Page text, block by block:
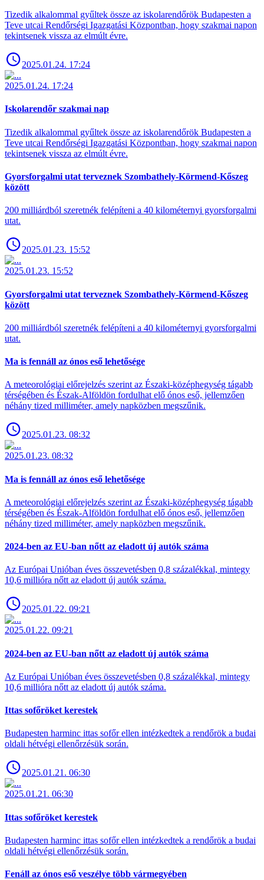
Tizedik alkalommal gyűltek össze az iskolarendőrök Budapesten a
Teve utcai Rendőrségi Igazgatási Központban, hogy szakmai napon
tekintsenek vissza az elmúlt évre.
2025.01.24. 17:24
2025.01.24. 17:24
Iskolarendőr szakmai nap
Tizedik alkalommal gyűltek össze az iskolarendőrök Budapesten a
Teve utcai Rendőrségi Igazgatási Központban, hogy szakmai napon
tekintsenek vissza az elmúlt évre.
Gyorsforgalmi utat terveznek Szombathely-Körmend-Kőszeg
között
200 milliárdból szeretnék felépíteni a 40 kilométernyi gyorsforgalmi
utat.
2025.01.23. 15:52
2025.01.23. 15:52
Gyorsforgalmi utat terveznek Szombathely-Körmend-Kőszeg
között
200 milliárdból szeretnék felépíteni a 40 kilométernyi gyorsforgalmi
utat.
Ma is fennáll az ónos eső lehetősége
A meteorológiai előrejelzés szerint az Északi-középhegység tágabb
térségében és Észak-Alföldön fordulhat elő ónos eső, jellemzően
néhány tized milliméter, amely napközben megszűnik.
2025.01.23. 08:32
2025.01.23. 08:32
Ma is fennáll az ónos eső lehetősége
A meteorológiai előrejelzés szerint az Északi-középhegység tágabb
térségében és Észak-Alföldön fordulhat elő ónos eső, jellemzően
néhány tized milliméter, amely napközben megszűnik.
2024-ben az EU-ban nőtt az eladott új autók száma
Az Európai Unióban éves összevetésben 0,8 százalékkal, mintegy
10,6 millióra nőtt az eladott új autók száma.
2025.01.22. 09:21
2025.01.22. 09:21
2024-ben az EU-ban nőtt az eladott új autók száma
Az Európai Unióban éves összevetésben 0,8 százalékkal, mintegy
10,6 millióra nőtt az eladott új autók száma.
Ittas sofőröket kerestek
Budapesten harminc ittas sofőr ellen intézkedtek a rendőrök a budai
oldali hétvégi ellenőrzésük során.
2025.01.21. 06:30
2025.01.21. 06:30
Ittas sofőröket kerestek
Budapesten harminc ittas sofőr ellen intézkedtek a rendőrök a budai
oldali hétvégi ellenőrzésük során.
Fenáll az ónos eső veszélye több vármegyében